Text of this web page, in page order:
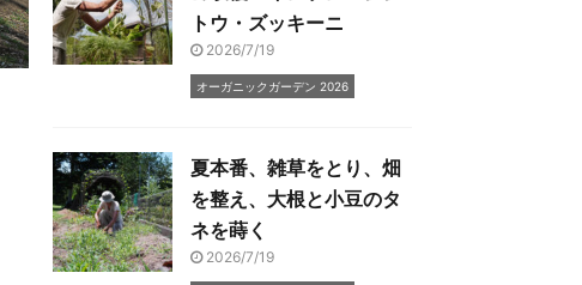
トウ・ズッキーニ
2026/7/19
オーガニックガーデン 2026
夏本番、雑草をとり、畑
を整え、大根と小豆のタ
ネを蒔く
2026/7/19